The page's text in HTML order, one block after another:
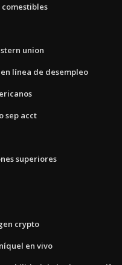
union
línea de desempleo
sep acct
superiores
crypto
en vivo